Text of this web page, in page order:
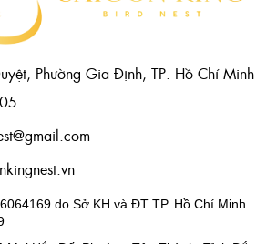
Phường Gia Định, TP. Hồ Chí Minh
do Sở KH và ĐT TP. Hồ Chí Minh